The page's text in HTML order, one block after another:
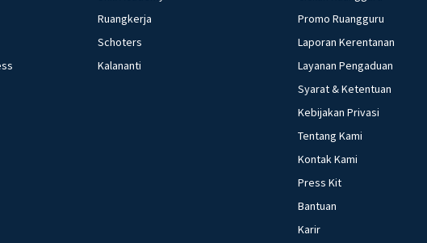
Ruangkerja
Schoters
Kalananti
Promo Ruangguru
Laporan Kerentanan
Layanan Pengaduan
Syarat & Ketentuan
Kebijakan Privasi
Tentang Kami
Kontak Kami
Press Kit
Bantuan
Karir